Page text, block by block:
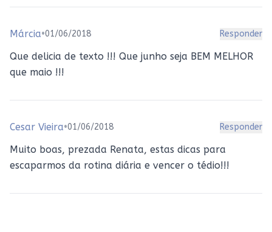
Márcia•01/06/2018 Responder
Que delicia de texto !!! Que junho seja BEM MELHOR
que maio !!!
Cesar Vieira•01/06/2018 Responder
Muito boas, prezada Renata, estas dicas para
escaparmos da rotina diária e vencer o tédio!!!